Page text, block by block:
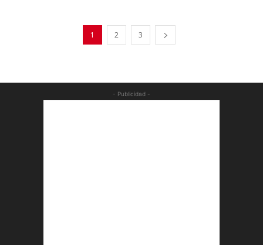
1 2 3
- Publicidad -